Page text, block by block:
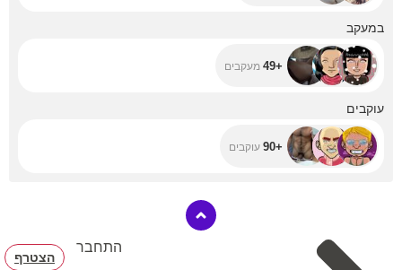
במעקב
+49 מעקבים
עוקבים
+90 עוקבים
התחבר
הצטרף